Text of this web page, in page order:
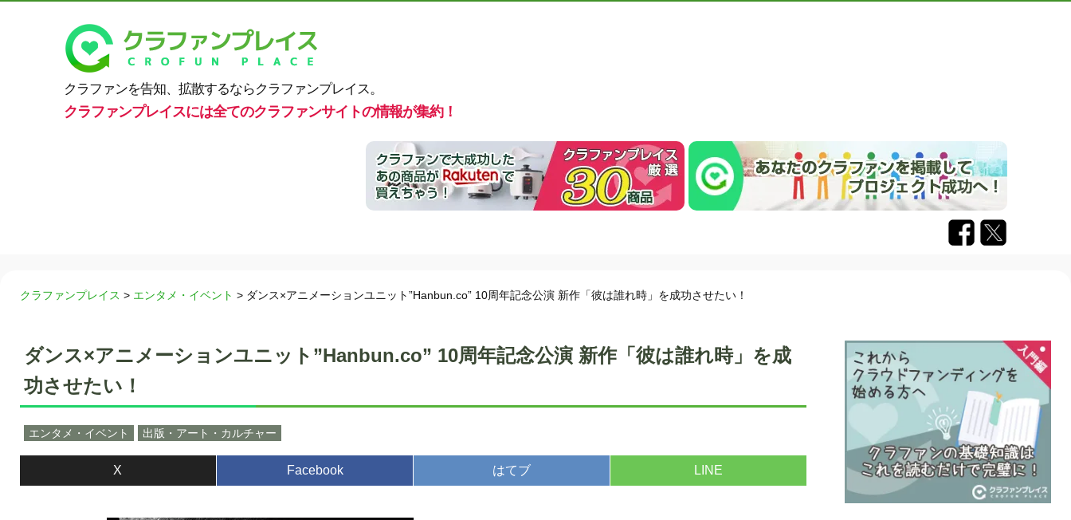
クラファンを告知、拡散するならクラファンプレイス。
クラファンプレイスには全てのクラファンサイトの情報が集約！
クラファンプレイス > エンタメ・イベント > ダンス×アニメーションユニット”Hanbun.co” 10周年記念公演 新作「彼は誰れ時」を成功させたい！
ダンス×アニメーションユニット”Hanbun.co” 10周年記念公演 新作「彼は誰れ時」を成
功させたい！
エンタメ・イベント 出版・アート・カルチャー
X Facebook はてブ LINE